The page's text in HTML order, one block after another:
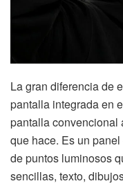
La gran diferencia de
pantalla integrada en
pantalla convencional
que hace. Es un
de puntos luminosos
sencillas, texto,